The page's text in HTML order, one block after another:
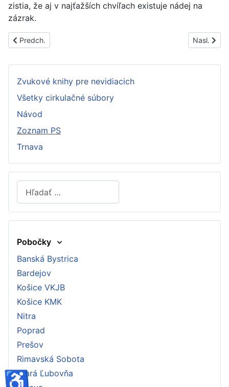
zistia, že aj v najťažších chvíľach existuje nádej na
zázrak.
Predchádzajúci článok: PS1787A
Predch. Nasl.
Zvukové knihy pre nevidiacich
Všetky cirkulačné súbory
Návod
Zoznam PS
Trnava
Hľadať
Type 2 or more characters for results.
Pobočky
Banská Bystrica
Bardejov
Košice VKJB
Košice KMK
Nitra
Poprad
Prešov
Rimavská Sobota
Stará Ľubovňa